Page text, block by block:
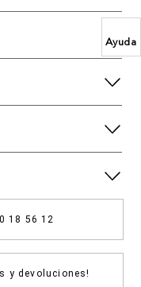
Ayuda
18 56 12
y devoluciones!